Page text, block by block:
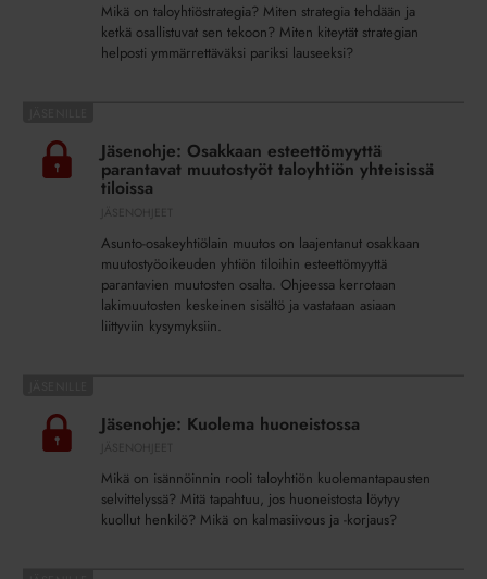
Mikä on taloyhtiöstrategia? Miten strategia tehdään ja
ketkä osallistuvat sen tekoon? Miten kiteytät strategian
helposti ymmärrettäväksi pariksi lauseeksi?
Osakkaan
esteettömyyttäJäsenohje: Osakkaan esteettömyyttä
parantavat muutostyöt taloyhtiön yhteisissä
tiloissa
Asunto-osakeyhtiölain muutos on laajentanut osakkaan
muutostyöoikeuden yhtiön tiloihin esteettömyyttä
parantavien muutosten osalta. Ohjeessa kerrotaan
lakimuutosten keskeinen sisältö ja vastataan asiaan
liittyviin kysymyksiin.
Kuolema
huoneistossaJäsenohje: Kuolema huoneistossa
Mikä on isännöinnin rooli taloyhtiön kuolemantapausten
selvittelyssä? Mitä tapahtuu, jos huoneistosta löytyy
kuollut henkilö? Mikä on kalmasiivous ja -korjaus?